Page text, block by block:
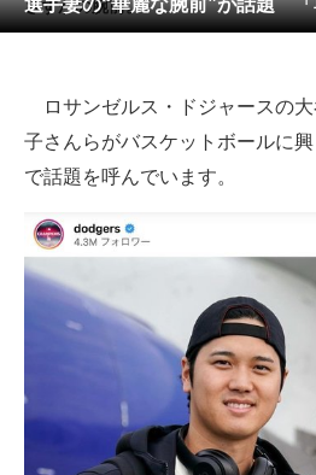
メディア
ITの今と未来を見通す
スマホと通信の最新トレンド
進化するPCとデバイスの未来
ビジネスと働き方のヒント
AI活用のいまが分かる
企業ITのトレンドを詳説
選手妻の“華麗な腕前”が話題
さすがの腕前。
ロサンゼルス・ドジャースの
子さんらがバスケットボールに
で話題を呼んでいます。